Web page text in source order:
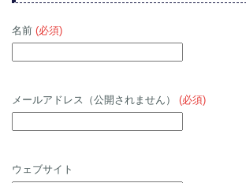
名前 (必須)
メールアドレス（公開されません） (必須)
ウェブサイト